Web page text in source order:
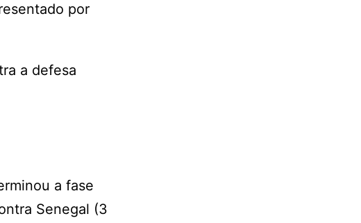
por
a defesa
a fase
Senegal (3